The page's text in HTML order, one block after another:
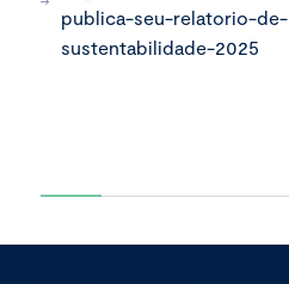
publica-seu-relatorio-de-
sustentabilidade-2025